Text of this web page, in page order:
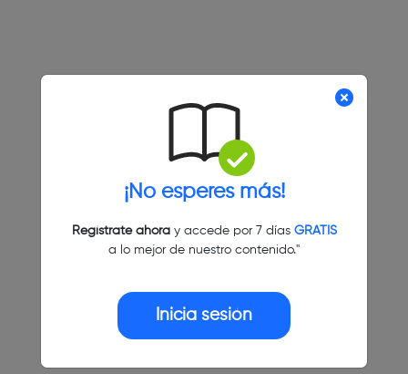
¡No esperes más!
Regístrate ahoray accede por 7 días GRATIS
a lo mejor de nuestro contenido."
Inicia sesión